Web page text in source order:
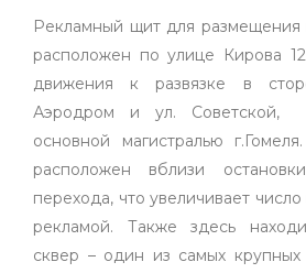
Рекламный щит для
расположен по улице Кирова
движения к развязке в
Аэродром и ул. Советской,
основной магистралью
расположен вблизи
перехода, что увеличивает
рекламой. Также здесь
сквер – один из самых крупных